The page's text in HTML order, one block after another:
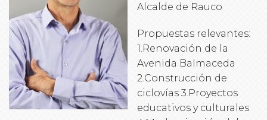
Alcalde de Rauco
Propuestas relevantes:
1.Renovación de la
Avenida Balmaceda
2.Construcción de
ciclovías 3.Proyectos
educativos y culturales